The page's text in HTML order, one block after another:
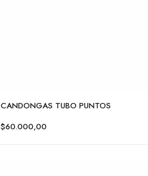
CANDONGAS TUBO PUNTOS
$60.000,00